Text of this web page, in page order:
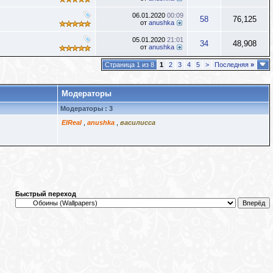
06.01.2020 00:09
от anushka 58 76,125
05.01.2020 21:01
от anushka 34 48,908
Страница 1 из 8 1 2 3 4 5 > Последняя »
Модераторы
Модераторы : 3
ElReal
anushka василисса
Быстрый переход